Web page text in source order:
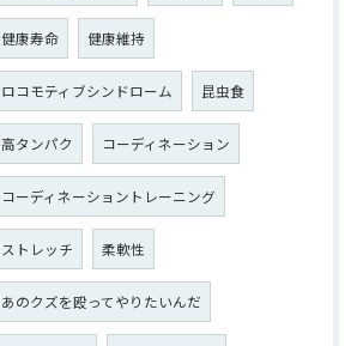
健康寿命 健康維持
ロコモティブシンドローム 昆虫食
高タンパク コーディネーション
コーディネーショントレーニング
ストレッチ 柔軟性
あのクズを殴ってやりたいんだ